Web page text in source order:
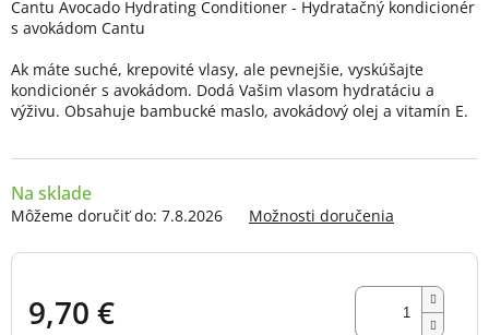
Na sklade
Môžeme doručiť do: 7.8.2026 Možnosti doručenia
9,70 €
Cantu Avocado Hydrating Conditioner - Hydratačný kondicionér
s avokádom Cantu
Ak máte suché, krepovité vlasy, ale pevnejšie, vyskúšajte
kondicionér s avokádom. Dodá Vašim vlasom hydratáciu a
výživu. Obsahuje bambucké maslo, avokádový olej a vitamín E.
z
5
hviezdičiek.